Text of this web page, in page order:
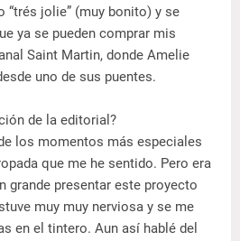
“trés jolie” (muy bonito) y se
ya se pueden comprar mis
Saint Martin, donde Amelie
uno de sus puentes.
de la editorial?
los momentos más especiales
que me he sentido. Pero era
grande presentar este proyecto
muy muy nerviosa y se me
en el tintero. Aun así hablé del